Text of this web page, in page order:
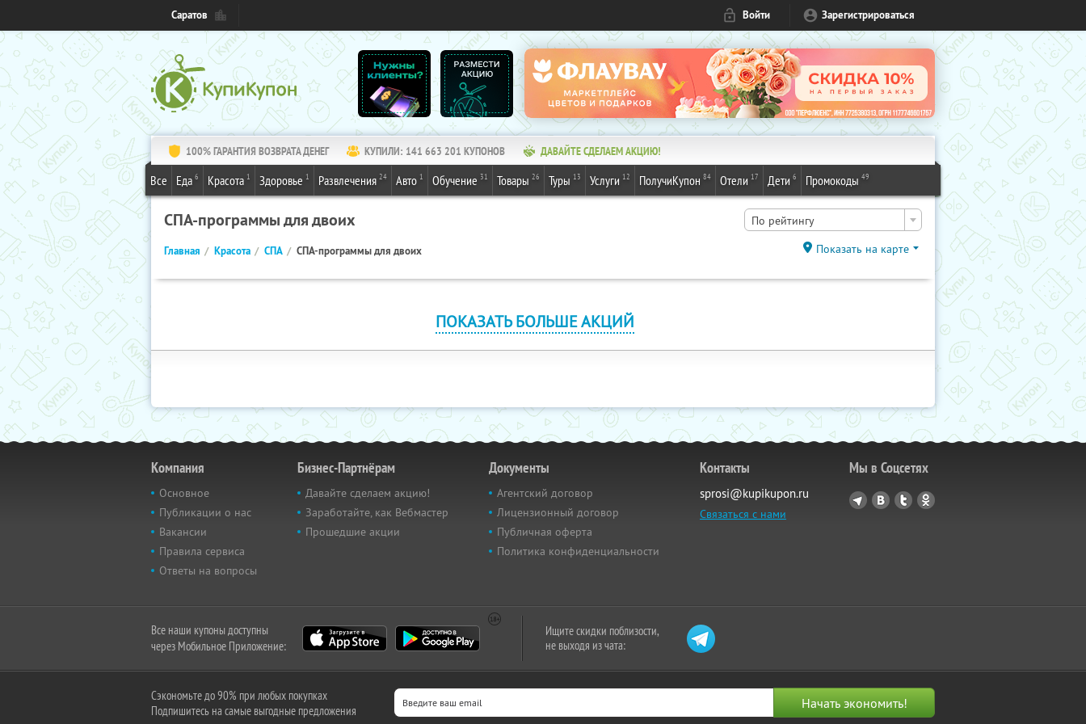
Саратов Войти Зарегистрироваться
100% ГАРАНТИЯ ВОЗВРАТА ДЕНЕГ КУПИЛИ: 141 663 201 КУПОНОВ ДАВАЙТЕ СДЕЛАЕМ АКЦИЮ!
Все Еда 6 Красота 1 Здоровье 1 Развлечения 24 Авто 1 Обучение 31 Товары 26 Туры 13 Услуги 12 ПолучиКупон 84 Отели 17 Дети 6 Промокоды 49
СПА-программы для двоих По рейтингу
Главная Красота СПА СПА-программы для двоих Показать на карте
ПОКАЗАТЬ БОЛЬШЕ АКЦИЙ
Компания
Основное
Публикации о нас
Вакансии
Правила сервиса
Ответы на вопросы
Бизнес-Партнёрам
Давайте сделаем акцию!
Заработайте, как Вебмастер
Прошедшие акции
Документы
Агентский договор
Лицензионный договор
Публичная оферта
Политика конфиденциальности
Контакты
sprosi@kupikupon.ru
Связаться с нами
Мы в Соцсетях
Все наши купоны доступны
через Мобильное Приложение:
Ищите скидки поблизости,
не выходя из чата:
Сэкономьте до 90% при любых покупках
Подпишитесь на самые выгодные предложения